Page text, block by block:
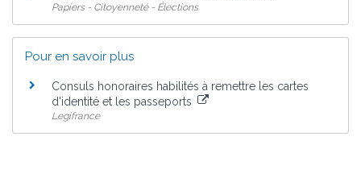
Papiers - Citoyenneté - Élections
Pour en savoir plus
Consuls honoraires habilités à remettre les cartes
d'identité et les passeports
Legifrance